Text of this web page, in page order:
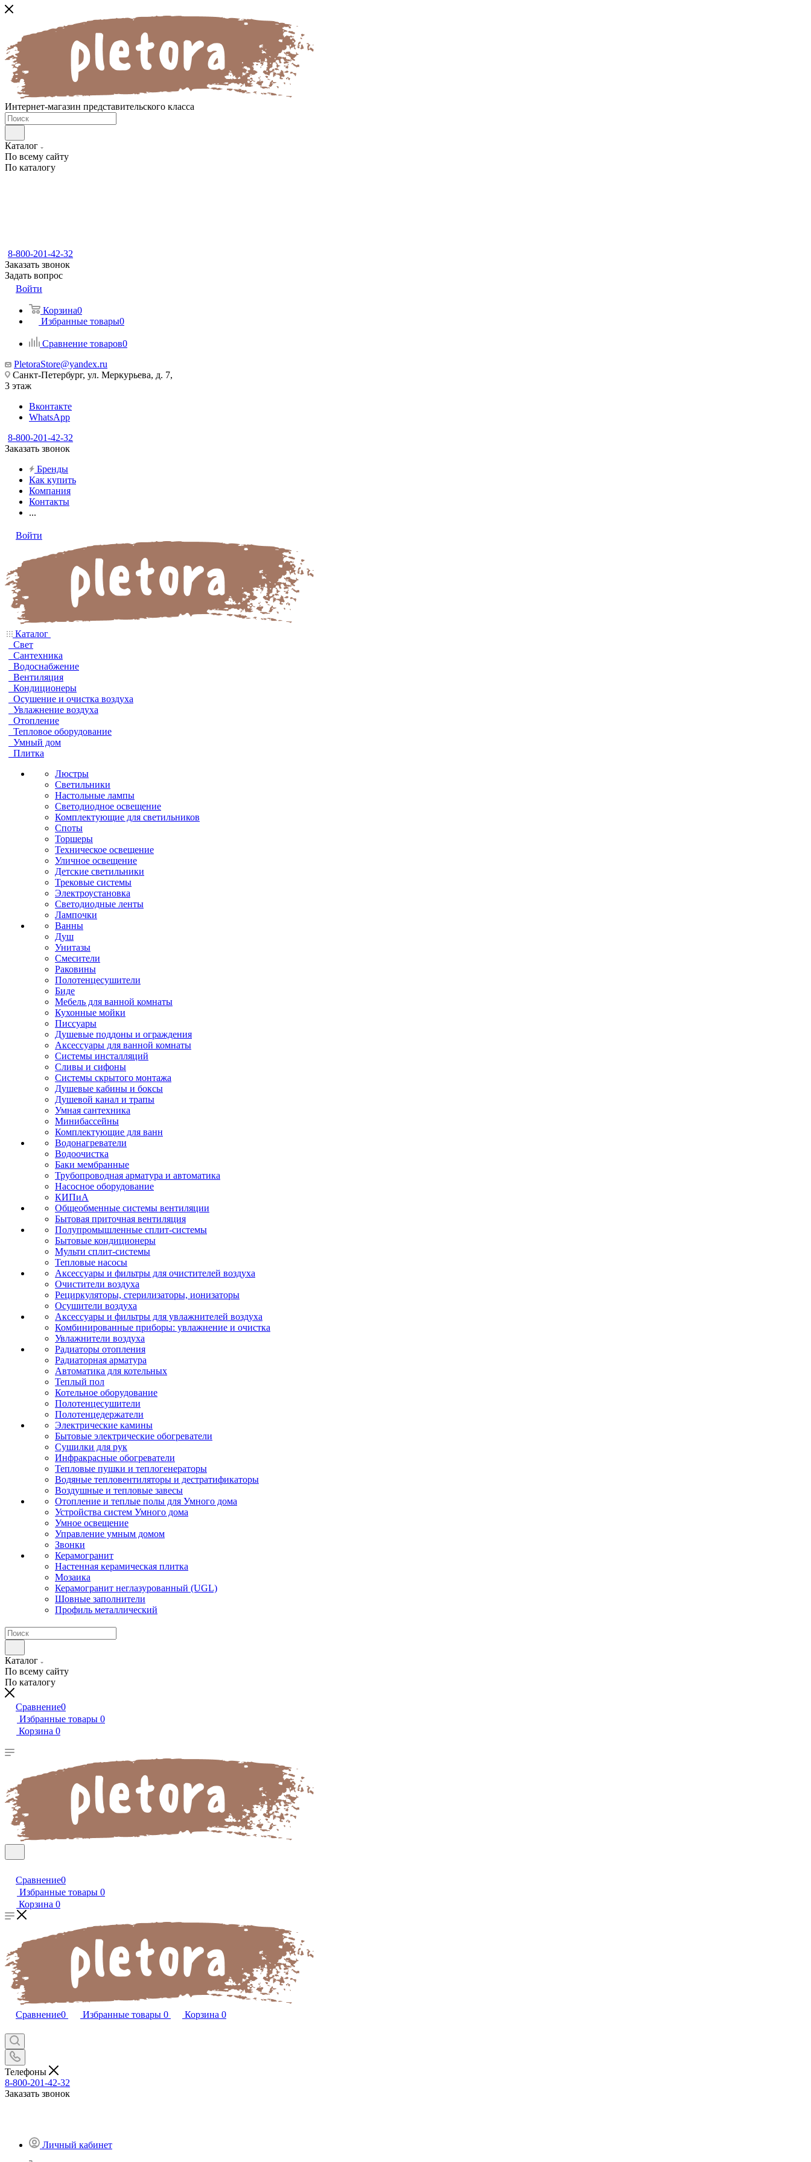
Интернет-магазин представительского класса
Каталог
По всему сайту
По каталогу
8-800-201-42-32
Заказать звонок
Задать вопрос
Войти
Корзина0
Избранные товары0
Сравнение товаров0
PletoraStore@yandex.ru
Санкт-Петербург, ул. Меркурьева, д. 7,
3 этаж
Вконтакте
WhatsApp
8-800-201-42-32
Заказать звонок
Бренды
Как купить
Компания
Контакты
...
Войти
Каталог
Свет
Сантехника
Водоснабжение
Вентиляция
Кондиционеры
Осушение и очистка воздуха
Увлажнение воздуха
Отопление
Тепловое оборудование
Умный дом
Плитка
Люстры
Светильники
Настольные лампы
Светодиодное освещение
Комплектующие для светильников
Споты
Торшеры
Техническое освещение
Уличное освещение
Детские светильники
Трековые системы
Электроустановка
Светодиодные ленты
Лампочки
Ванны
Душ
Унитазы
Смесители
Раковины
Полотенцесушители
Биде
Мебель для ванной комнаты
Кухонные мойки
Писсуары
Душевые поддоны и ограждения
Аксессуары для ванной комнаты
Системы инсталляций
Сливы и сифоны
Системы скрытого монтажа
Душевые кабины и боксы
Душевой канал и трапы
Умная сантехника
Минибассейны
Комплектующие для ванн
Водонагреватели
Водоочистка
Баки мембранные
Трубопроводная арматура и автоматика
Насосное оборудование
КИПиА
Общеобменные системы вентиляции
Бытовая приточная вентиляция
Полупромышленные сплит-системы
Бытовые кондиционеры
Мульти сплит-системы
Тепловые насосы
Аксессуары и фильтры для очистителей воздуха
Очистители воздуха
Рециркуляторы, стерилизаторы, ионизаторы
Осушители воздуха
Аксессуары и фильтры для увлажнителей воздуха
Комбинированные приборы: увлажнение и очистка
Увлажнители воздуха
Радиаторы отопления
Радиаторная арматура
Автоматика для котельных
Теплый пол
Котельное оборудование
Полотенцесушители
Полотенцедержатели
Электрические камины
Бытовые электрические обогреватели
Сушилки для рук
Инфракрасные обогреватели
Тепловые пушки и теплогенераторы
Водяные тепловентиляторы и дестратификаторы
Воздушные и тепловые завесы
Отопление и теплые полы для Умного дома
Устройства систем Умного дома
Умное освещение
Управление умным домом
Звонки
Керамогранит
Настенная керамическая плитка
Мозаика
Керамогранит неглазурованный (UGL)
Шовные заполнители
Профиль металлический
Каталог
По всему сайту
По каталогу
Сравнение0
Избранные товары 0
Корзина 0
Сравнение0
Избранные товары 0
Корзина 0
Сравнение0 Избранные товары 0 Корзина 0
Телефоны
8-800-201-42-32
Заказать звонок
Личный кабинет